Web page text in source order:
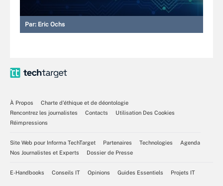
Par: Eric Ochs
À Propos
Charte d’éthique et de déontologie
Rencontrez les journalistes
Contacts
Utilisation Des Cookies
Réimpressions
Site Web pour Informa TechTarget Partenaires Technologies
Agenda
Nos Journalistes et Experts
Dossier de Presse
E-Handbooks Conseils IT Opinions Guides Essentiels Projets IT